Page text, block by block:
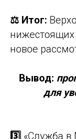
⚖️ Итог:
нижестоящих
новое
Вывод:
для
3️⃣ «Служба в